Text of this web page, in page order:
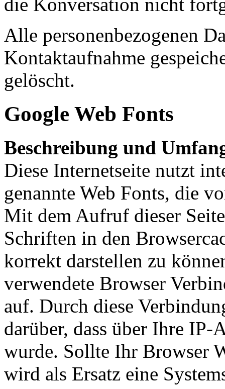
Alle personenbezogenen
Kontaktaufnahme
gelöscht.
Google Web Fonts
Beschreibung und
Diese Internetseite nutzt
genannte Web Fonts, die
Mit dem Aufruf dieser
Schriften in den
korrekt darstellen zu
verwendete Browser
auf. Durch diese
darüber, dass über Ihre IP-
wurde. Sollte Ihr Browser
wird als Ersatz eine